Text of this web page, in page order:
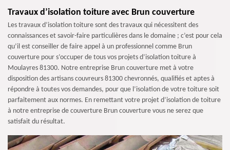
Travaux d’isolation toiture avec Brun couverture
Les travaux d’isolation toiture sont des travaux qui nécessitent des
connaissances et savoir-faire particulières dans le domaine ; c’est pour cela
qu’il est conseiller de faire appel à un professionnel comme Brun
couverture pour s’occuper de tous vos projets d’isolation toiture à
Moulayres 81300. Notre entreprise Brun couverture met à votre
disposition des artisans couvreurs 81300 chevronnés, qualifiés et aptes à
répondre à toutes vos demandes, pour que l’isolation de votre toiture soit
parfaitement aux normes. En remettant votre projet d’isolation de toiture
à notre entreprise de couverture Brun couverture vous ne serez que
satisfait du résultat.